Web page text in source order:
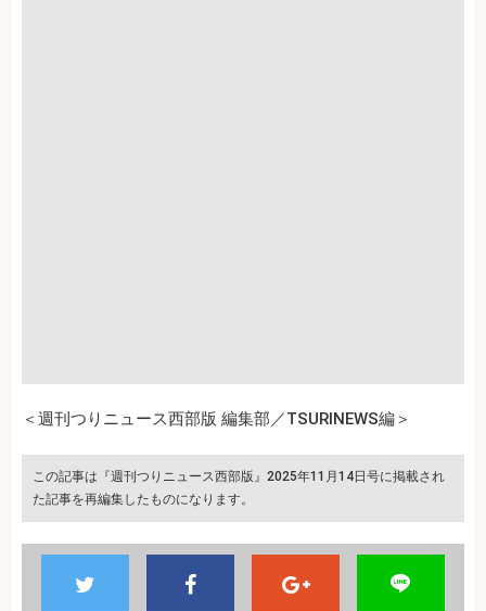
＜週刊つりニュース西部版 編集部／TSURINEWS編＞
この記事は『週刊つりニュース西部版』2025年11月14日号に掲載され
た記事を再編集したものになります。